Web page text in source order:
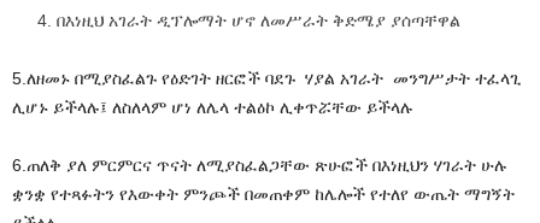
በእነዚህ አገራት ዲፕሎማት ሆኖ ለመሥራት ቅድሜያ ያሰጣቸዋል
5.ለዘመኑ በሚያስፈልጉ የዕድገት ዘርፎች ባደጉ ሃያል አገራት መንግሥታት ተፈላጊ
ሊሆኑ ይችላሉ፤ ለስለላም ሆነ ለሌላ ተልዕኮ ሊቀጥሯቸው ይችላሉ
6.ጠለቅ ያለ ምርምርና ጥናት ለሚያስፈልጋቸው ጽሁፎች በእነዚህን ሃገራት ሁሉ
ቋንቋ የተጻፉትን የእውቀት ምንጮች በመጠቀም ከሌሎች የተለየ ውጤት ማግኝት